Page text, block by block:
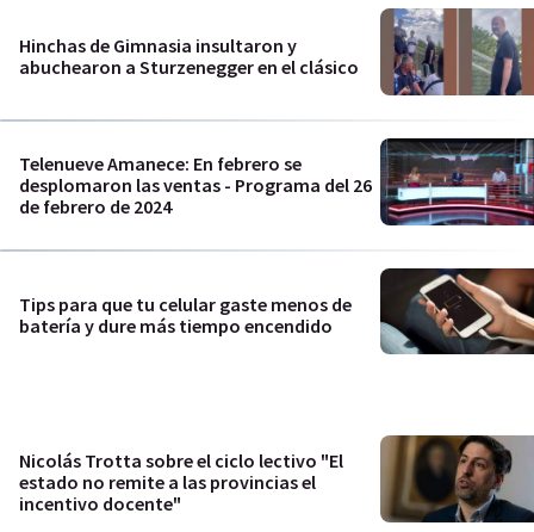
Hinchas de Gimnasia insultaron y
abuchearon a Sturzenegger en el clásico
Telenueve Amanece: En febrero se
desplomaron las ventas - Programa del 26
de febrero de 2024
Tips para que tu celular gaste menos de
batería y dure más tiempo encendido
Nicolás Trotta sobre el ciclo lectivo "El
estado no remite a las provincias el
incentivo docente"